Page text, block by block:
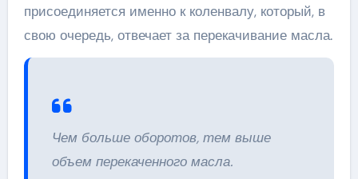
присоединяется именно к коленвалу, который, в
свою очередь, отвечает за перекачивание масла.
Чем больше оборотов, тем выше
объем перекаченного масла.